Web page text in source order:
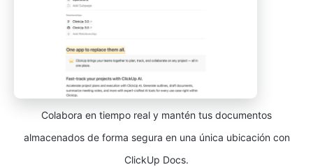
Colabora en tiempo real y mantén tus documentos
almacenados de forma segura en una única ubicación con
ClickUp Docs.